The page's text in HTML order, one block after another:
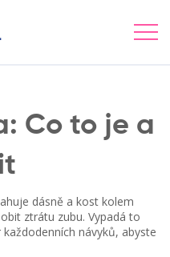
Co to je a
dásně a kost kolem
ztrátu zubu. Vypadá to
návyků, abyste